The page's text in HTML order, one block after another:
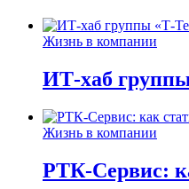
Жизнь в компании
ИТ-хаб
Жизнь в компании
РТК-Сервис: